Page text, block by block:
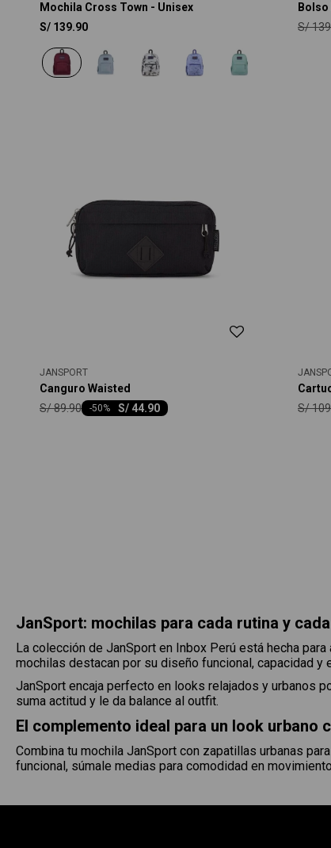
Mochila Cross Town - Unisex
S/ 139.90 S/
JANSPORT
Canguro Waisted
S/ 44.90
-50
S/89.90 S/
JanSport: mochilas para cada rutina y
La colección de JanSport en Inbox Perú está hecha
mochilas destacan por su diseño funcional, capacidad
JanSport encaja perfecto en looks relajados y urbanos
suma actitud y le da balance al outfit.
El complemento ideal para un look urbano
Combina tu mochila JanSport con zapatillas urbanas
funcional, súmale medias para comodidad en